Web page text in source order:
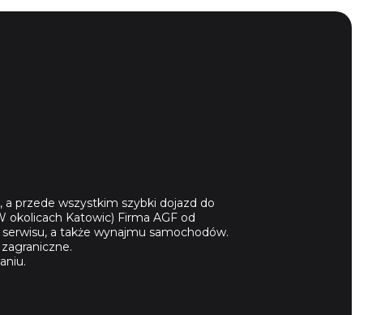
przede wszystkim szybki dojazd do
Katowic) Firma AGF od
a także wynajmu samochodów.